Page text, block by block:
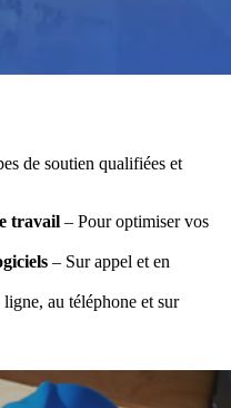
de soutien qualifiées et
travail – Pour optimiser vos
– Sur appel et en
au téléphone et sur